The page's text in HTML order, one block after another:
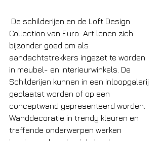
Collection van Euro-Art lenen zich
bijzonder goed om als
aandachtstrekkers ingezet te worden
in meubel- en interieurwinkels. De
Schilderijen kunnen in een inloopgalerij
geplaatst worden of op een
conceptwand gepresenteerd worden.
Wanddecoratie in trendy kleuren en
treffende onderwerpen werken